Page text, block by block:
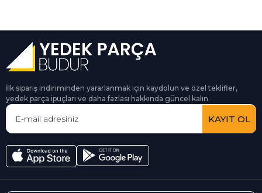
İlk sipariş indiriminden yararlanmak için kaydolun ve özel teklifler,
yedek parça ipuçları ve daha fazlası hakkında güncel kalın.
KAYIT OL